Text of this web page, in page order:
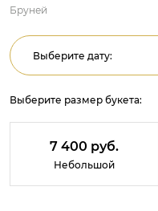
Бруней
Выберите дату:
Выберите размер букета:
7 400 руб.
Небольшой